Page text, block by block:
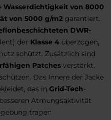
Wasserdichtigkeit von 8000
von 5000 g/m2 garantiert.
DWR-
der Klasse 4 überzogen,
schützt. Zusätzlich sind
Patches verstärkt,
Das Innere der Jacke
das in Grid-Tech-
Atmungsaktivität
tragen